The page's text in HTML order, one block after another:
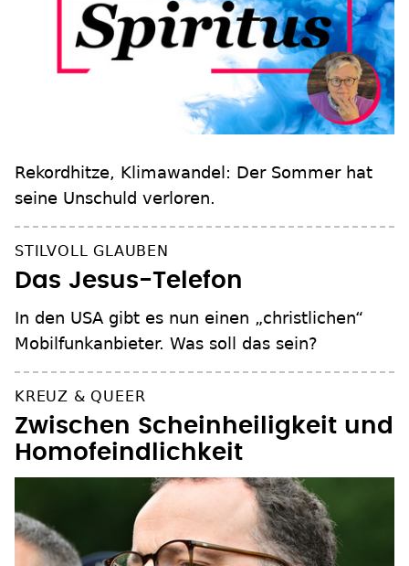
Rekordhitze, Klimawandel: Der Sommer hat
seine Unschuld verloren.
STILVOLL GLAUBEN
Das Jesus-Telefon
In den USA gibt es nun einen „christlichen“
Mobilfunkanbieter. Was soll das sein?
KREUZ & QUEER
Zwischen Scheinheiligkeit und
Homofeindlichkeit